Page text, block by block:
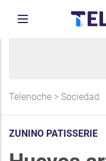
Telenoche > Sociedad
ZUNINO PATISSERIE